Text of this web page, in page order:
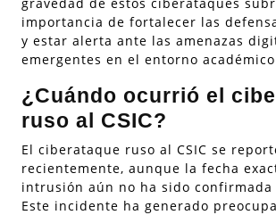
importancia de fortalecer las
y estar alerta ante las amenazas
emergentes en el entorno
¿Cuándo ocurrió el
ruso al CSIC?
El ciberataque ruso al CSIC se
recientemente, aunque la fecha
intrusión aún no ha sido
Este incidente ha generado